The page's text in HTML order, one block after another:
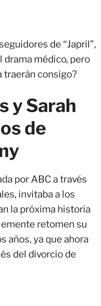
de “Japril”,
drama médico, pero
traerán consigo?
y Sarah
de
por ABC a través
invitaba a los
la próxima historia
retomen su
años, ya que ahora
del divorcio de